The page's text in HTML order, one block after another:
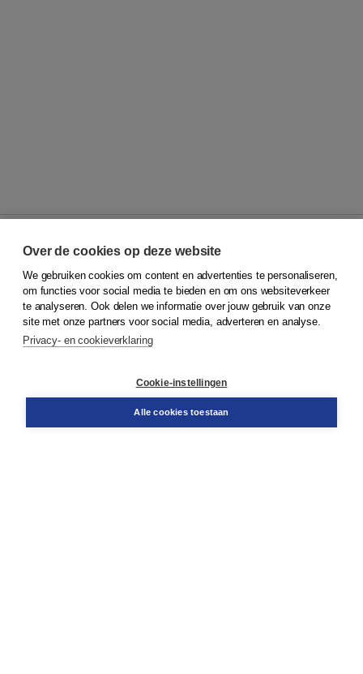
© 2026Koninklijke Boom uitgevers
Klantenservice
Service & informatie
Contact
Over de cookies op deze website
We gebruiken cookies om content en advertenties te personaliseren,
om functies voor social media te bieden en om ons websiteverkeer
te analyseren. Ook delen we informatie over jouw gebruik van onze
site met onze partners voor social media, adverteren en analyse.
Privacy- en cookieverklaring
Cookie-instellingen
Alle cookies toestaan